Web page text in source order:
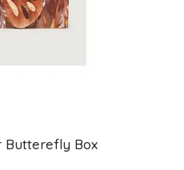
Butterefly Box